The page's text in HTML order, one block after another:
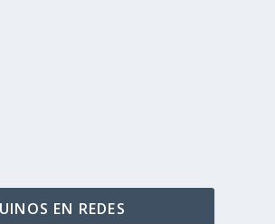
EN REDES